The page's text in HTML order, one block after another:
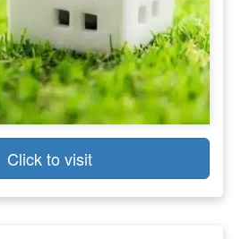
Click to visit